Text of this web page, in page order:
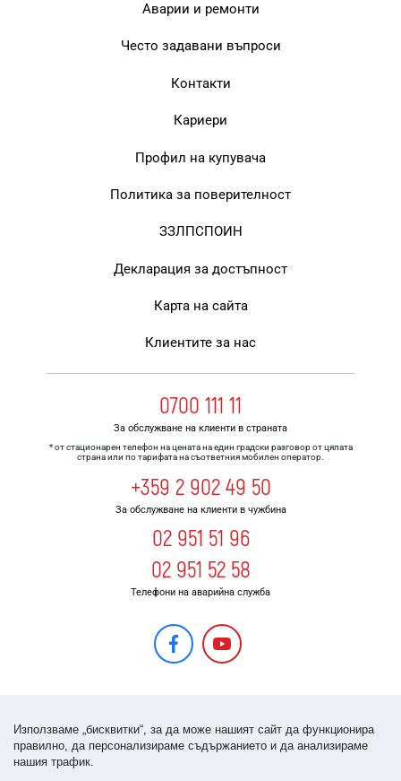
Аварии и ремонти
Често задавани въпроси
Контакти
Кариери
Профил на купувача
Политика за поверителност
ЗЗЛПСПОИН
Декларация за достъпност
Карта на сайта
Клиентите за нас
0700 111 11
За обслужване на клиенти в страната
* от стационарен телефон на цената на един градски разговор от цялата
страна или по тарифата на съответния мобилен оператор.
+359 2 902 49 50
За обслужване на клиенти в чужбина
02 951 51 96
02 951 52 58
Телефони на аварийна служба
Използваме „бисквитки“, за да може нашият сайт да функционира
правилно, да персонализираме съдържанието и да анализираме
нашия трафик.